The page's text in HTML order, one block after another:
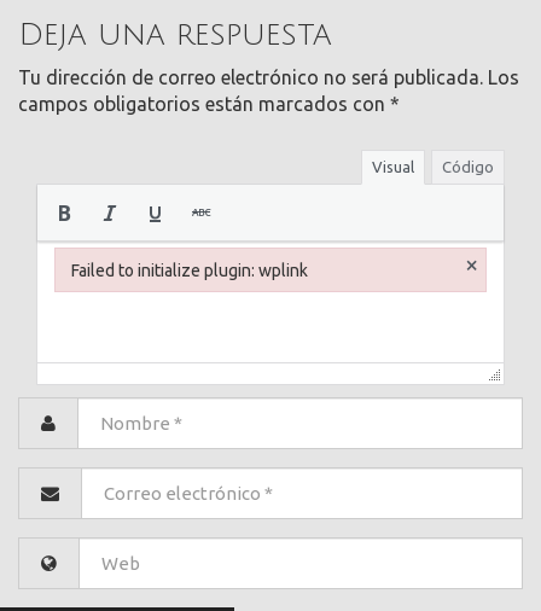
Deja una respuesta
Tu dirección de correo electrónico no será publicada. Los
campos obligatorios están marcados con *
Visual Código
Failed to initialize plugin: wplink ×
Failed to initialize plugin: wplink